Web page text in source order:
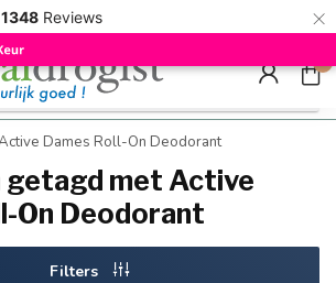
1348 Reviews ×
ab Mindestbestellwert | Minimum
Hızlı
0
Dames Roll-On Deodorant
met Active
On Deodorant
Filters